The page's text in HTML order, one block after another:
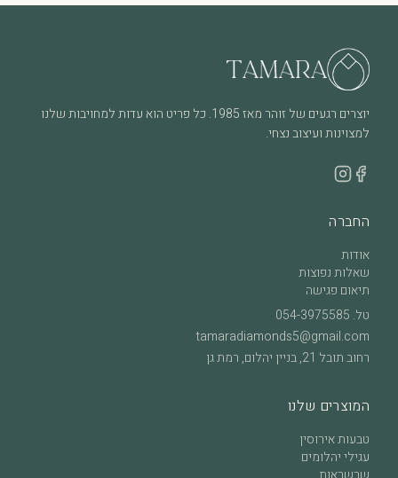
יוצרים רגעים של זוהר מאז 1985. כל פריט הוא עדות למחויבות שלנו
למצוינות ועיצוב נצחי.
החברה
אודות
שאלות נפוצות
תיאום פגישה
טל.
tamaradiamonds5@gmail.com
רחוב תובל 21, בניין יהלום, רמת גן
המוצרים שלנו
טבעות אירוסין
עגילי יהלומים